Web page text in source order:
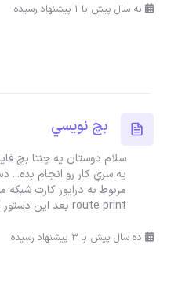
نه سال پیش با 1 پیشنهاد رسیده
بچ نويسي
سلام دوستان يه چنتا بچ
يه سري کار رو انجام بده...
مربوط به درايور کارت
route print بعد اين دستور بياد
ده سال پیش با 3 پیشنهاد رسیده